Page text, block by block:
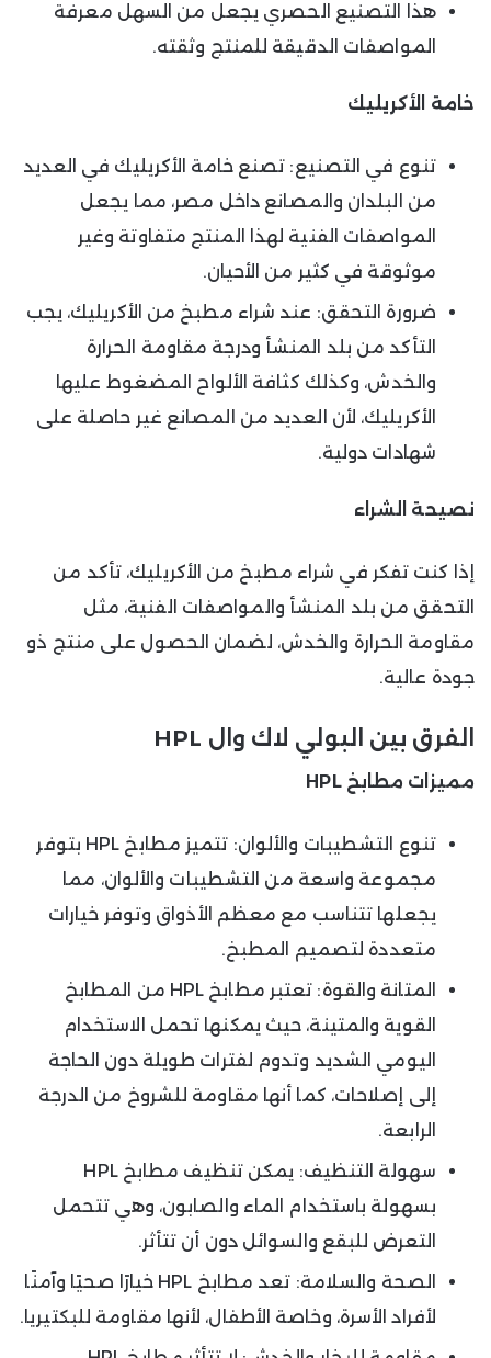
هذا التصنيع الحصري يجعل من السهل معرفة
المواصفات الدقيقة للمنتج وثقته.
خامة الأكريليك
تنوع في التصنيع: تصنع خامة الأكريليك في العديد
من البلدان والمصانع داخل مصر، مما يجعل
المواصفات الفنية لهذا المنتج متفاوتة وغير
موثوقة في كثير من الأحيان.
ضرورة التحقق: عند شراء مطبخ من الأكريليك، يجب
التأكد من بلد المنشأ ودرجة مقاومة الحرارة
والخدش، وكذلك كثافة الألواح المضغوط عليها
الأكريليك، لأن العديد من المصانع غير حاصلة على
شهادات دولية.
نصيحة الشراء
إذا كنت تفكر في شراء مطبخ من الأكريليك، تأكد من
التحقق من بلد المنشأ والمواصفات الفنية، مثل
مقاومة الحرارة والخدش، لضمان الحصول على منتج ذو
جودة عالية.
الفرق بين البولي لاك وال HPL
مميزات مطابخHPL
تنوع التشطيبات والألوان: تتميز مطابخ HPL بتوفر
مجموعة واسعة من التشطيبات والألوان، مما
يجعلها تتناسب مع معظم الأذواق وتوفر خيارات
متعددة لتصميم المطبخ.
المتانة والقوة: تعتبر مطابخ HPL من المطابخ
القوية والمتينة، حيث يمكنها تحمل الاستخدام
اليومي الشديد وتدوم لفترات طويلة دون الحاجة
إلى إصلاحات، كما أنها مقاومة للشروخ من الدرجة
الرابعة.
سهولة التنظيف: يمكن تنظيف مطابخ HPL
بسهولة باستخدام الماء والصابون، وهي تتحمل
التعرض للبقع والسوائل دون أن تتأثر.
الصحة والسلامة: تعد مطابخ HPL خيارًا صحيًا وآمنًا
لأفراد الأسرة، وخاصة الأطفال، لأنها مقاومة للبكتيريا.